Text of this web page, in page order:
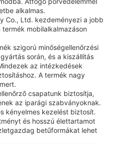
alkalmas.
Co., Ltd. kezdeményezi a jobb
mobilalkalmazáson
szigorú minőségellenőrzési
során, és a kiszállítás
az intézkedések
A termék nagy
csapatunk biztosítja,
az iparági szabványoknak.
kényelmes kezelést biztosít.
és hosszú élettartamot
betűformákat lehet